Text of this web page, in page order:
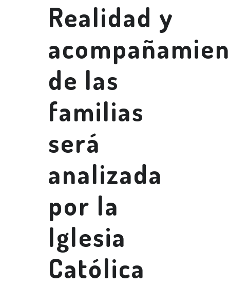
Realidad y
de las
familias
será
analizada
por la
Iglesia
Católica